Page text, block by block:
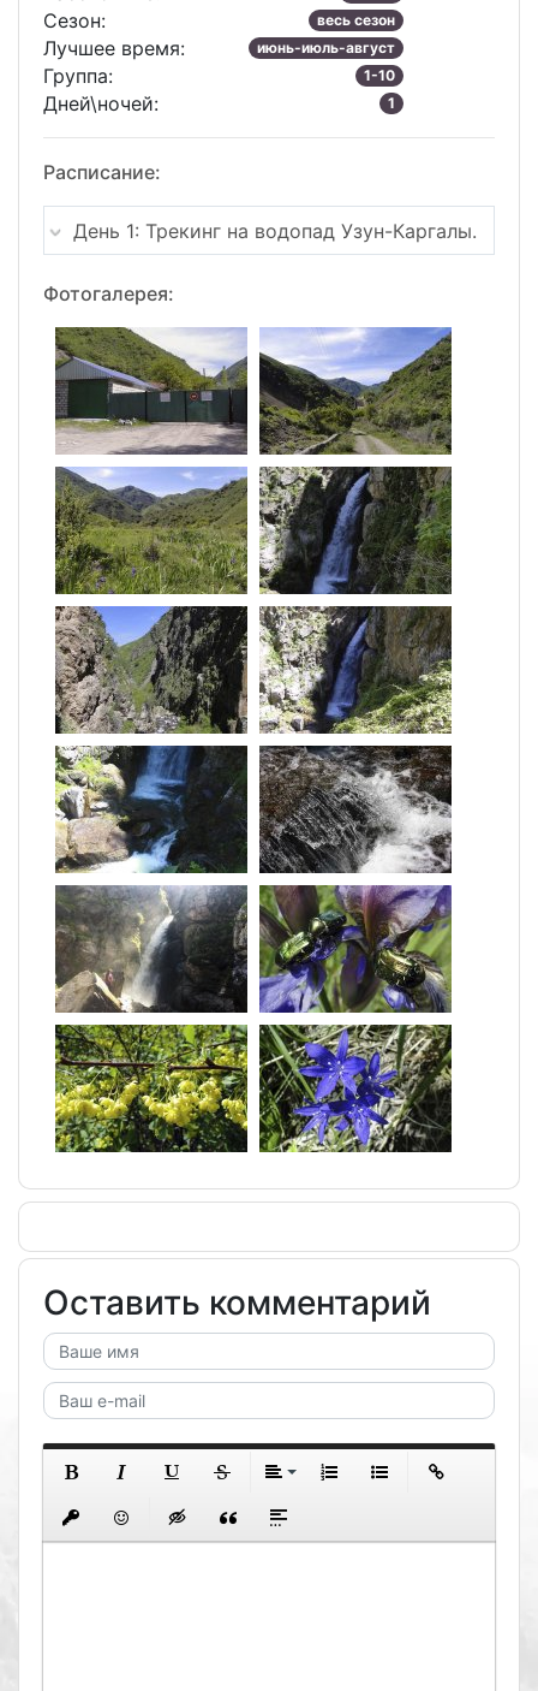
Сезон: весь сезон
Лучшее время: июнь-июль-август
Группа: 1-10
Дней\ночей: 1
Расписание:
День 1: Трекинг на водопад Узун-Каргалы.
Фотогалерея:
Оставить комментарий